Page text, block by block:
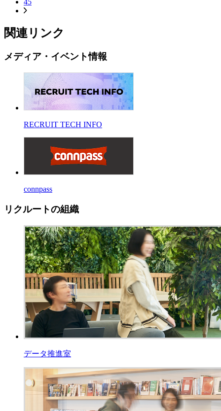
関連リンク
メディア・イベント情報
RECRUIT TECH INFO
connpass
リクルートの組織
データ推進室